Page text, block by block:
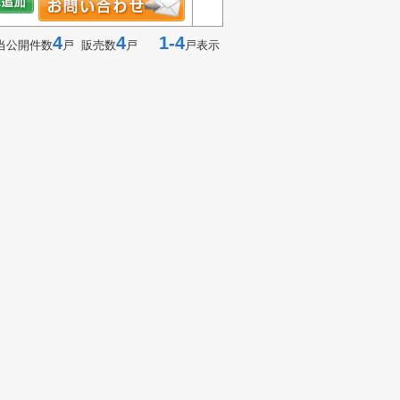
公開件数4戸 販売数4戸 1-4戸表示